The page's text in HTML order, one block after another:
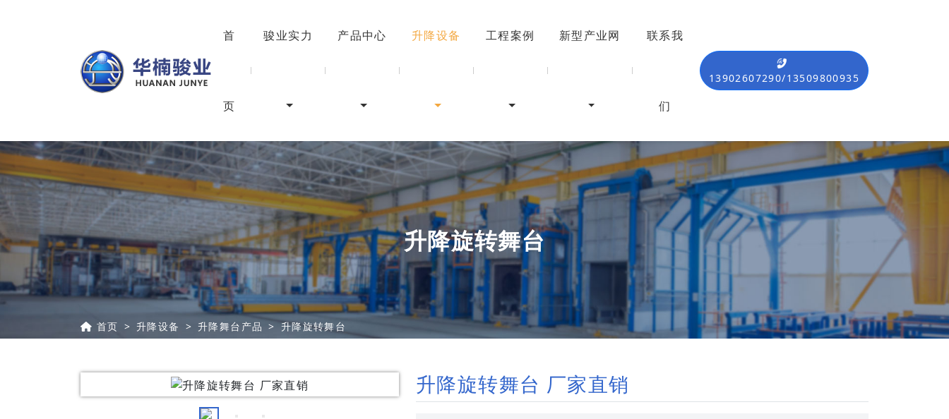
首
页
骏业实力 产品中心 升降设备 工程案例 新型产业网 联系我
们
13902607290/13509800935
升降旋转舞台
首页 升降设备 升降舞台产品 升降旋转舞台
升降旋转舞台 厂家直销